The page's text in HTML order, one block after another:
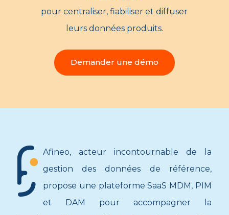
pour centraliser, fiabiliser et diffuser
leurs données produits.
Demander une démo
Afineo, acteur incontournable de la
gestion des données de référence,
propose une plateforme SaaS MDM, PIM
et DAM pour accompagner la